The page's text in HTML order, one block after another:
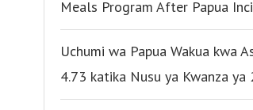
Meals Program After Papua
Uchumi wa Papua Wakua kwa
4.73 katika Nusu ya Kwanza ya